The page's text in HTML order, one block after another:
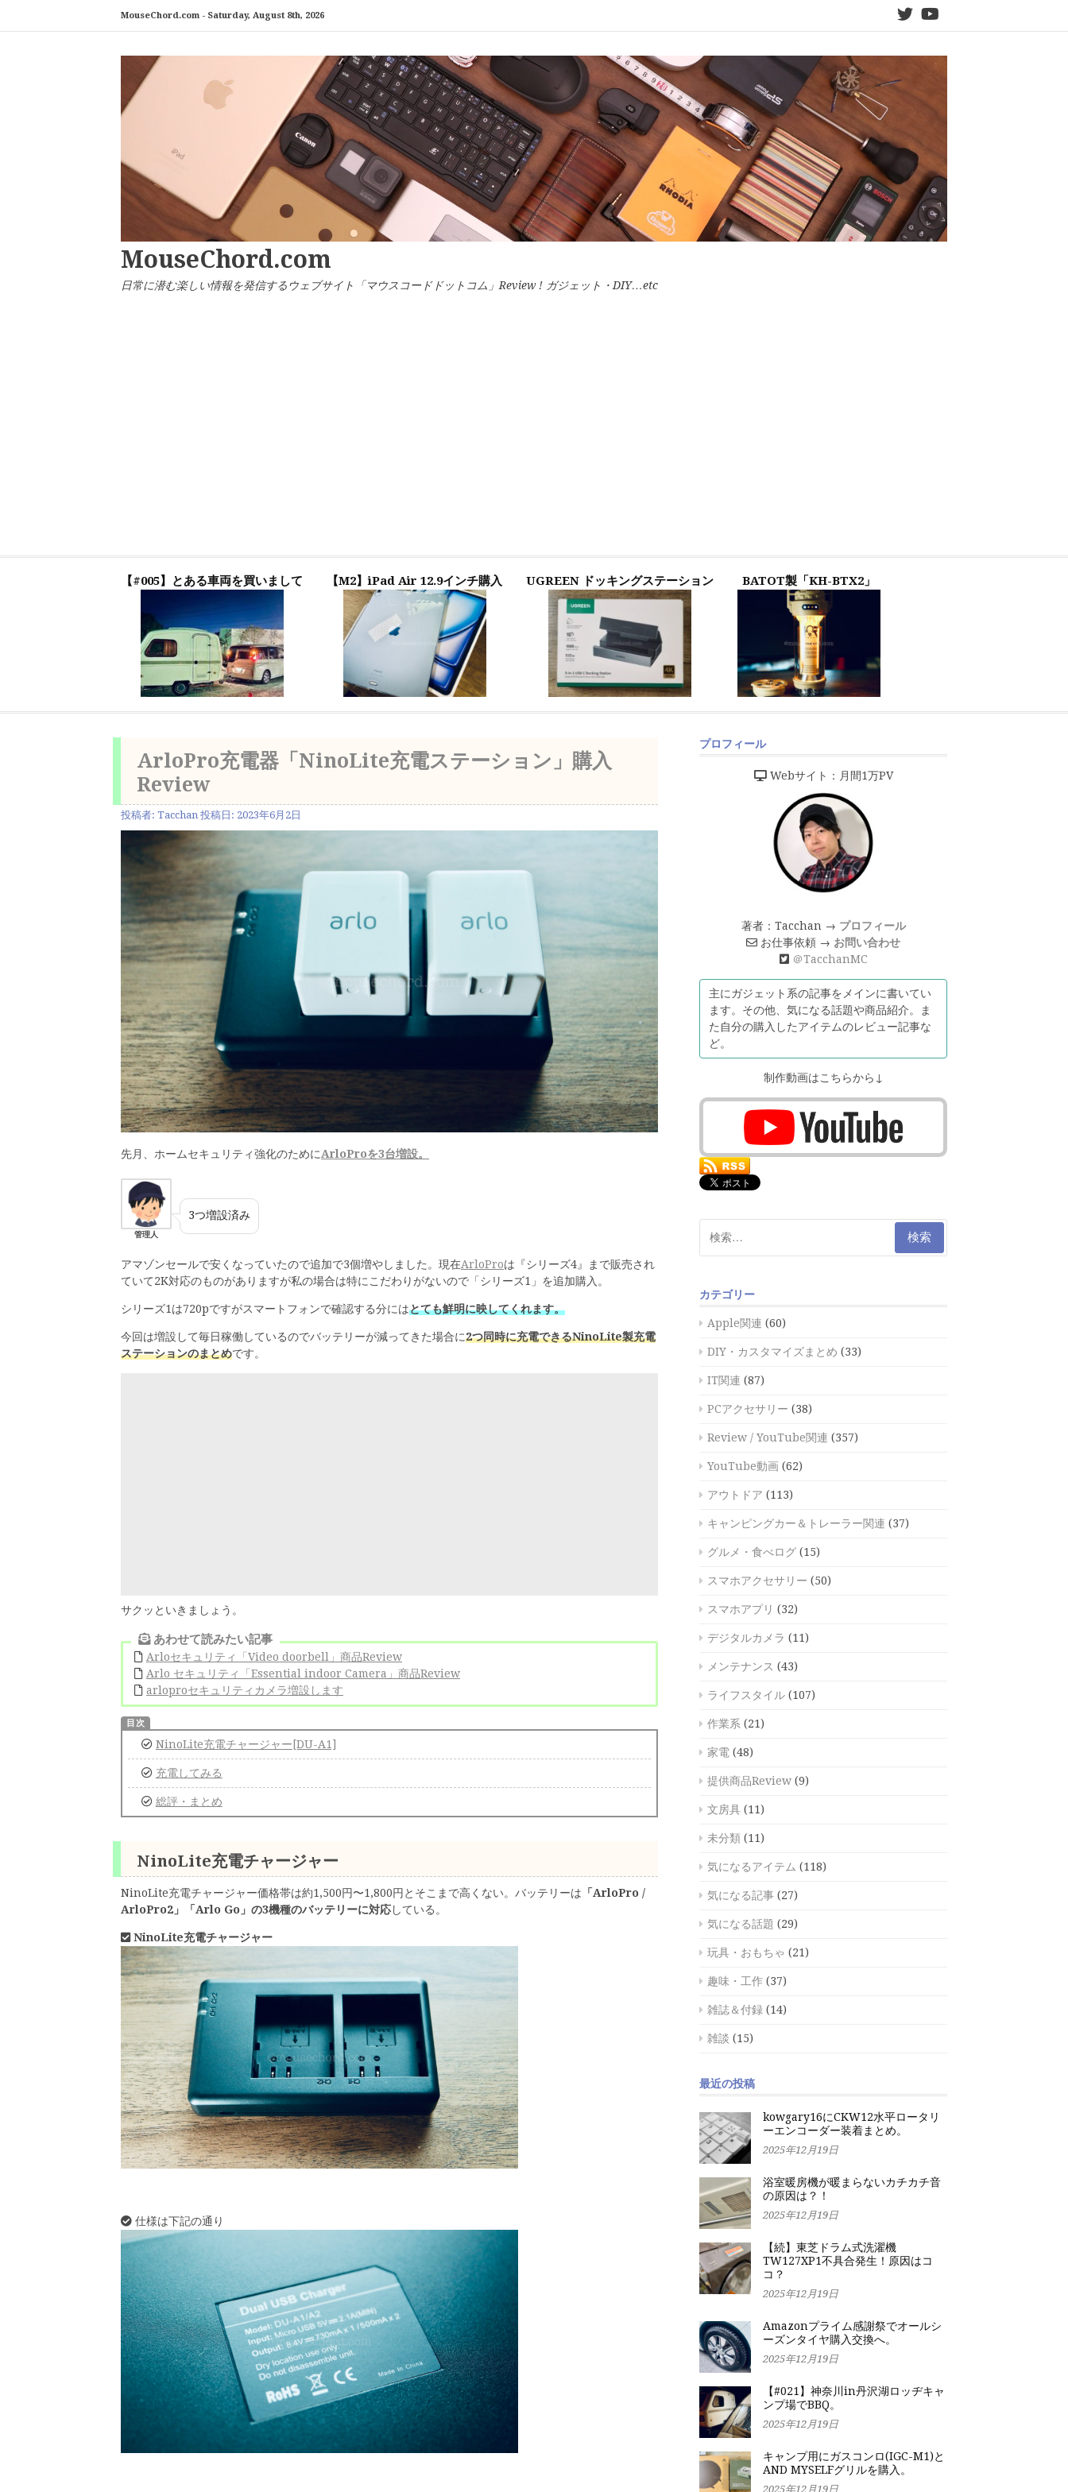
MouseChord.com - Saturday, August 8th, 2026 twitter
MouseChord.com
日常に潜む楽しい情報を発信するウェブサイト「マウスコードドットコム」Review ! ガジェット・DIY…etc
【#005】とある車両を買いまして 【M2】iPad Air 12.9インチ購入 UGREEN ドッキングステーション BATOT製「KH-BTX2」
ArloPro充電器「NinoLite充電ステーション」購入
Review
投稿者: Tacchan 投稿日: 2023年6月2日
先月、ホームセキュリティ強化のためにArloProを3台増設。
管理人
3つ増設済み
アマゾンセールで安くなっていたので追加で3個増やしました。現在ArloProは『シリーズ4』まで販売され
ていて2K対応のものがありますが私の場合は特にこだわりがないので「シリーズ1」を追加購入。
シリーズ1は720pですがスマートフォンで確認する分にはとても鮮明に映してくれます。
今回は増設して毎日稼働しているのでバッテリーが減ってきた場合に2つ同時に充電できるNinoLite製充電
ステーションのまとめです。
サクッといきましょう。
あわせて読みたい記事
Arloセキュリティ「Video doorbell」商品Review
Arlo セキュリティ「Essential indoor Camera」商品Review
arloproセキュリティカメラ増設します
NinoLite充電チャージャー[DU-A1]
充電してみる
総評・まとめ
NinoLite充電チャージャー
NinoLite充電チャージャー価格帯は約1,500円〜1,800円とそこまで高くない。バッテリーは 「ArloPro /
ArloPro2」「Arlo Go」の3機種のバッテリーに対応している。
NinoLite充電チャージャー
仕様は下記の通り
プロフィール
Webサイト：月間1万PV
著者：Tacchan → プロフィール
お仕事依頼 → お問い合わせ
＠TacchanMC
主にガジェット系の記事をメインに書いてい
ます。その他、気になる話題や商品紹介。ま
た自分の購入したアイテムのレビュー記事な
ど。
制作動画はこちらから↓
索:
カテゴリー
Apple関連 (60)
DIY・カスタマイズまとめ (33)
IT関連 (87)
PCアクセサリー (38)
Review / YouTube関連 (357)
YouTube動画 (62)
アウトドア (113)
キャンピングカー＆トレーラー関連 (37)
グルメ・食べログ (15)
スマホアクセサリー (50)
スマホアプリ (32)
デジタルカメラ (11)
メンテナンス (43)
ライフスタイル (107)
作業系 (21)
家電 (48)
提供商品Review (9)
文房具 (11)
未分類 (11)
気になるアイテム (118)
気になる記事 (27)
気になる話題 (29)
玩具・おもちゃ (21)
趣味・工作 (37)
雑誌＆付録 (14)
雑談 (15)
最近の投稿
kowgary16にCKW12水平ロータリ
ーエンコーダー装着まとめ。
2025年12月19日
浴室暖房機が暖まらないカチカチ音
の原因は？！
2025年12月19日
【続】東芝ドラム式洗濯機
TW127XP1不具合発生！原因はコ
コ？
2025年12月19日
Amazonプライム感謝祭でオールシ
ーズンタイヤ購入交換へ。
2025年12月19日
【#021】神奈川in丹沢湖ロッヂキャ
ンプ場でBBQ。
2025年12月19日
キャンプ用にガスコンロ(IGC-M1)と
AND MYSELFグリルを購入。
2025年12月19日